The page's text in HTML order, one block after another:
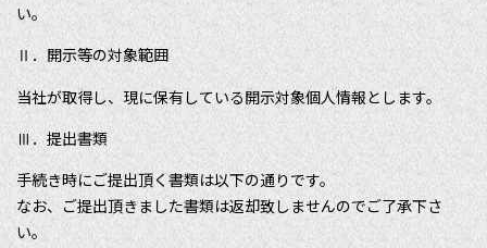
い。
Ⅱ．開示等の対象範囲
当社が取得し、現に保有している開示対象個人情報とします。
Ⅲ．提出書類
手続き時にご提出頂く書類は以下の通りです。
なお、ご提出頂きました書類は返却致しませんのでご了承下さ
い。